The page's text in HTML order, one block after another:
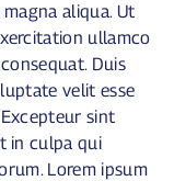
aliqua. Ut
ullamco
Duis
velit esse
sint
in culpa qui
Lorem ipsum